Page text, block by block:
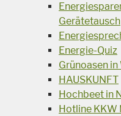
Gerätetausch
Energie-Quiz
Grünoasen in
HAUSKUNFT
Hochbeet in
Hotline KKW